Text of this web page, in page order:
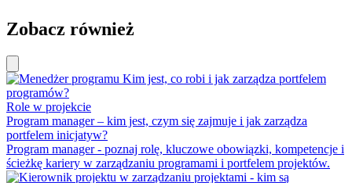
Zobacz również
Role w projekcie
Program manager – kim jest, czym się zajmuje i jak zarządza
portfelem inicjatyw?
Program manager - poznaj rolę, kluczowe obowiązki, kompetencje i
ścieżkę kariery w zarządzaniu programami i portfelem projektów.